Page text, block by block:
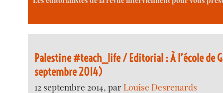
Palestine #teach_life / Editorial : À l’école de
septembre 2014)
12 septembre 2014, parLouise Desrenards